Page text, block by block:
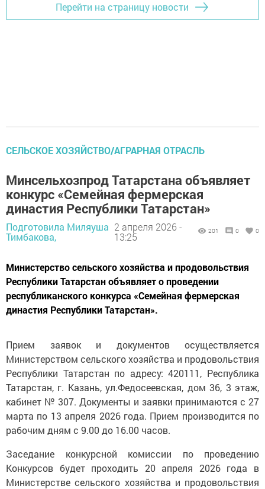
Перейти на страницу новости
СЕЛЬСКОЕ ХОЗЯЙСТВО/АГРАРНАЯ ОТРАСЛЬ
Минсельхозпрод Татарстана объявляет
конкурс «Семейная фермерская
династия Республики Татарстан»
Подготовила Миляуша
Тимбакова,
2 апреля 2026 -
13:25
201 0 0
Министерство сельского хозяйства и продовольствия
Республики Татарстан объявляет о проведении
республиканского конкурса «Семейная фермерская
династия Республики Татарстан».
Прием заявок и документов осуществляется
Министерством сельского хозяйства и продовольствия
Республики Татарстан по адресу: 420111, Республика
Татарстан, г. Казань, ул.Федосеевская, дом 36, 3 этаж,
кабинет № 307. Документы и заявки принимаются с 27
марта по 13 апреля 2026 года. Прием производится по
рабочим дням с 9.00 до 16.00 часов.
Заседание конкурсной комиссии по проведению
Конкурсов будет проходить 20 апреля 2026 года в
Министерстве сельского хозяйства и продовольствия